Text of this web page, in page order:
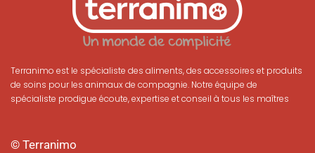
Terranimo est le spécialiste des aliments, des accessoires et produits
de soins pour les animaux de compagnie. Notre équipe de
spécialiste prodigue écoute, expertise et conseil à tous les maîtres
© Terranimo